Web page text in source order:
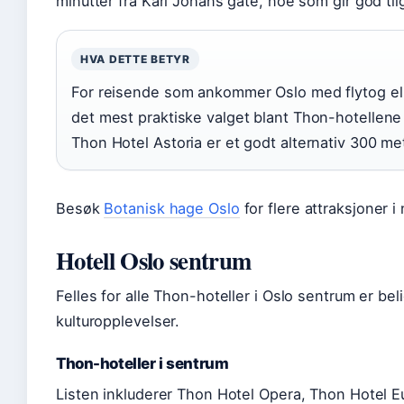
HVA DETTE BETYR
For reisende som ankommer Oslo med flytog
det mest praktiske valget blant Thon-
Thon Hotel Astoria er et godt alternativ 300
Besøk Botanisk hage Oslo for flere attraksjoner i
Hotell Oslo sentrum
Felles for alle Thon-hoteller i Oslo sentrum er
kulturopplevelser.
Thon-hoteller i sentrum
Listen inkluderer Thon Hotel Opera, Thon Hotel